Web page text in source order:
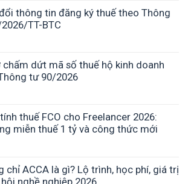
thông tin đăng ký thuế theo Thông
TT-BTC
chấm dứt mã số thuế hộ kinh doanh
tư 90/2026
thuế FCO cho Freelancer 2026:
miễn thuế 1 tỷ và công thức mới
chỉ ACCA là gì? Lộ trình, học phí, giá trị
nghề nghiệp 2026